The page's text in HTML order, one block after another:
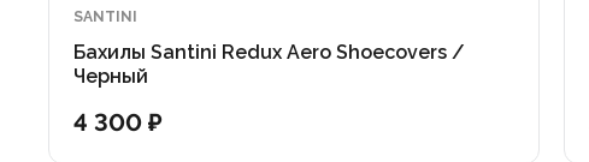
SANTINI
Бахилы Santini Redux Aero Shoecovers /
Черный
4 300 ₽